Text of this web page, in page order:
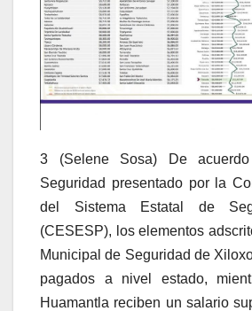
3 (Selene Sosa) De
Seguridad presentado por la
del Sistema Estatal de
(CESESP), los elementos
Municipal de Seguridad de
pagados a nivel estado,
Huamantla reciben un salario